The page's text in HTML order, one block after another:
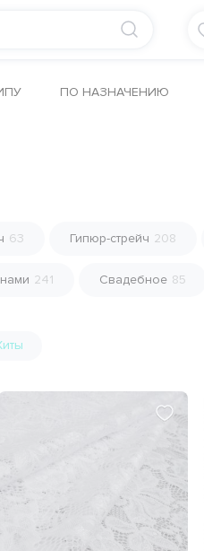
ПО НАЗНАЧЕНИЮ
63 Гипюр-стрейч 208
241 Свадебное 85